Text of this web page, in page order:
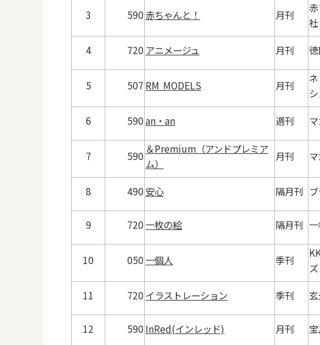
3 590 赤ちゃんと！ 月刊
社
4 720 アニメージュ 月刊
5 507 RM MODELS 月刊
6 590an・an 週刊
7 590
＆Premium（アンドプレミア
ム）
月刊
8 490 安心 隔月刊
9 720一枚の絵 隔月刊
10 050一個人 季刊
ズ
11 720 イラストレーション 季刊
12 590 InRed(インレッド) 月刊